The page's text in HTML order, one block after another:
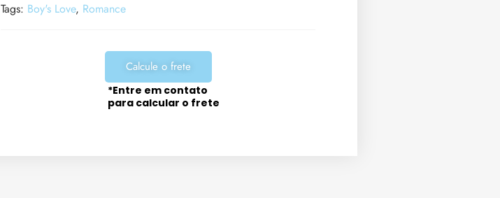
Tags: Boy's Love, Romance
Calcule o frete
*Entre em contato
para calcular o frete